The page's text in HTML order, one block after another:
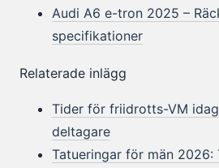
Audi A6 e-tron 2025 –
specifikationer
Relaterade inlägg
Tider för friidrotts-VM
deltagare
Tatueringar för män 2026: